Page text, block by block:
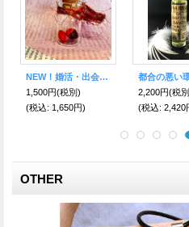
NEW！婚活・出会いを引き寄せる♪愛の♂♀ワイルーロ小瓶【恋愛成就・結婚】
1,500円(税別)
(税込: 1,650円)
2,200円(税
(税込: 2,420
OTHER